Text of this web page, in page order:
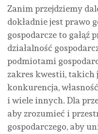
Zanim przejdziemy
dokładnie jest prawo
gospodarcze to gałąź
działalność
podmiotami
zakres kwestii, takich
konkurencja,
i wiele innych. Dla
aby zrozumieć i
gospodarczego, aby